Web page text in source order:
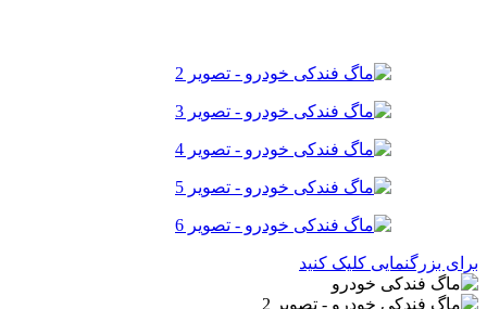
برای بزرگنمایی کلیک کنید